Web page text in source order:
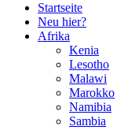
Startseite
Neu hier?
Afrika
Kenia
Lesotho
Malawi
Marokko
Namibia
Sambia